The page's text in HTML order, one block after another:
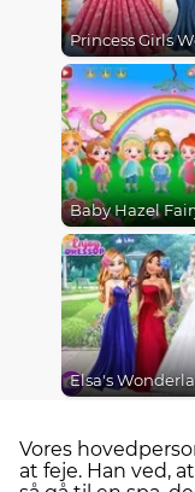
Vores
at feje. Han ved,